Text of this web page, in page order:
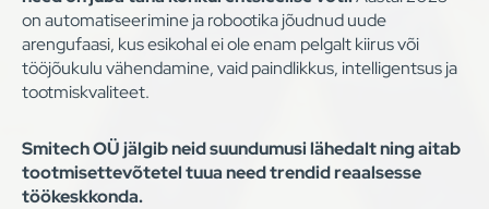
on automatiseerimine ja robootika jõudnud uude
arengufaasi, kus esikohal ei ole enam pelgalt kiirus või
tööjõukulu vähendamine, vaid paindlikkus, intelligentsus ja
tootmiskvaliteet.
Smitech OÜ jälgib neid suundumusi lähedalt ning aitab
tootmisettevõtetel tuua need trendid reaalsesse
töökeskkonda.